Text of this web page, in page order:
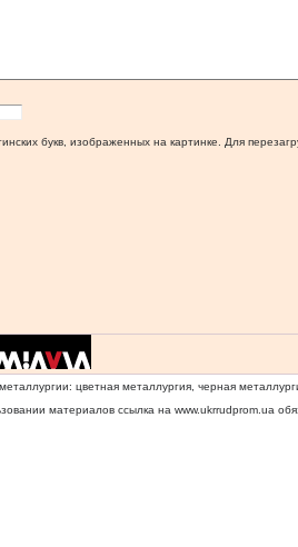
букв, изображенных на картинке. Для
цветная металлургия, черная
материалов ссылка на www.ukrrudprom.ua